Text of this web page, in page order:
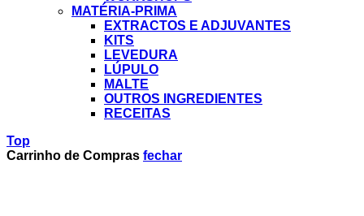
MATÉRIA-PRIMA
EXTRACTOS E ADJUVANTES
KITS
LEVEDURA
LÚPULO
MALTE
OUTROS INGREDIENTES
RECEITAS
Top
Carrinho de Compras fechar